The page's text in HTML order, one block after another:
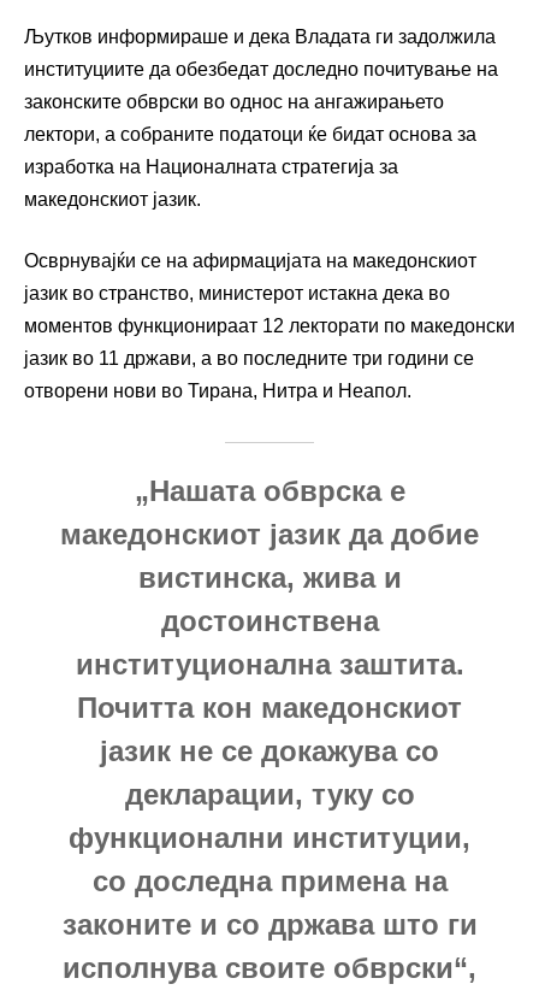
Љутков информираше и дека Владата ги задолжила
институциите да обезбедат доследно почитување на
законските обврски во однос на ангажирањето
лектори, а собраните податоци ќе бидат основа за
изработка на Националната стратегија за
македонскиот јазик.
Осврнувајќи се на афирмацијата на македонскиот
јазик во странство, министерот истакна дека во
моментов функционираат 12 лекторати по македонски
јазик во 11 држави, а во последните три години се
отворени нови во Тирана, Нитра и Неапол.
„Нашата обврска е
македонскиот јазик да добие
вистинска, жива и
достоинствена
институционална заштита.
Почитта кон македонскиот
јазик не се докажува со
декларации, туку со
функционални институции,
со доследна примена на
законите и со држава што ги
исполнува своите обврски“,